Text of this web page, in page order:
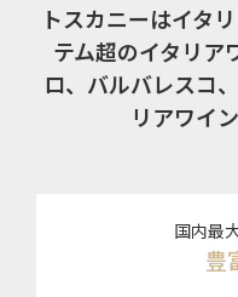
トスカニーはイタ
テム超のイタリア
ロ、バルバレスコ
リアワイ
国内最
豊